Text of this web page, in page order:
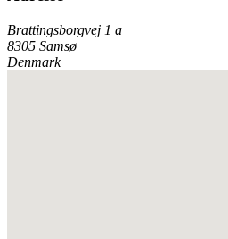
Brattingsborgvej 1 a
8305 Samsø
Denmark